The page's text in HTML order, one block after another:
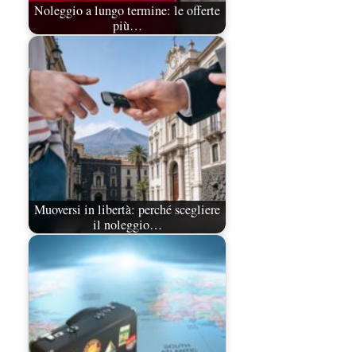
Noleggio a lungo termine: le offerte
più…
Muoversi in libertà: perché scegliere
il noleggio…